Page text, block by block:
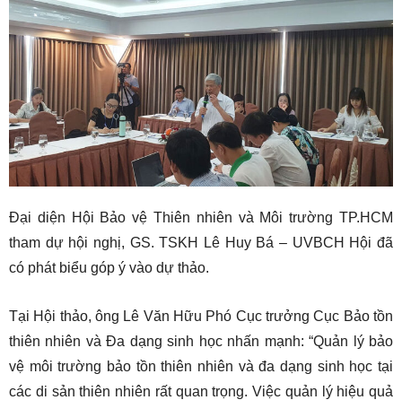
Đại diện Hội Bảo vệ Thiên nhiên và Môi trường TP.HCM
tham dự hội nghị, GS. TSKH Lê Huy Bá – UVBCH Hội đã
có phát biểu góp ý vào dự thảo.
Tại Hội thảo, ông Lê Văn Hữu Phó Cục trưởng Cục Bảo tồn
thiên nhiên và Đa dạng sinh học nhấn mạnh: “Quản lý bảo
vệ môi trường bảo tồn thiên nhiên và đa dạng sinh học tại
các di sản thiên nhiên rất quan trọng. Việc quản lý hiệu quả